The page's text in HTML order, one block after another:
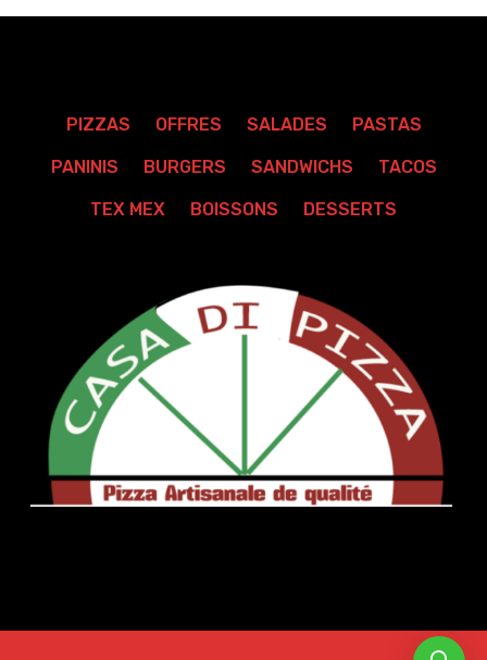
PIZZAS OFFRES SALADES PASTAS
PANINIS BURGERS SANDWICHS TACOS
TEX MEX BOISSONS DESSERTS